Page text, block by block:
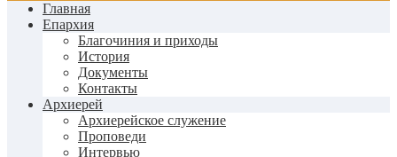
Главная
Епархия
Благочиния и приходы
История
Документы
Контакты
Архиерей
Архиерейское служение
Проповеди
Интервью